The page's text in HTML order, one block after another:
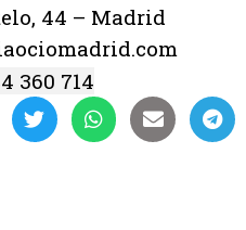
44 – Madrid
360 714